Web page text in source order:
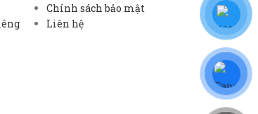
Chính sách bảo mật
Liên hệ